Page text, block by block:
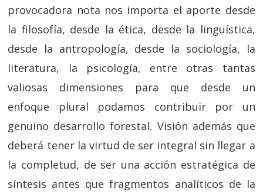
provocadora nota nos importa el aporte desde
la filosofía, desde la ética, desde la lingüística,
desde la antropología, desde la sociología, la
literatura, la psicología, entre otras tantas
valiosas dimensiones para que desde un
enfoque plural podamos contribuir por un
genuino desarrollo forestal. Visión además que
deberá tener la virtud de ser integral sin llegar a
la completud, de ser una acción estratégica de
síntesis antes que fragmentos analíticos de la